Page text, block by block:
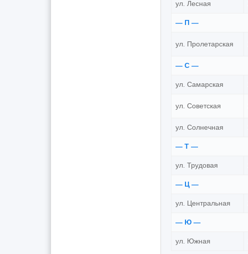
ул. Лесная
— П —
ул. Пролетарская
— С —
ул. Самарская
ул. Советская
ул. Солнечная
— Т —
ул. Трудовая
— Ц —
ул. Центральная
— Ю —
ул. Южная